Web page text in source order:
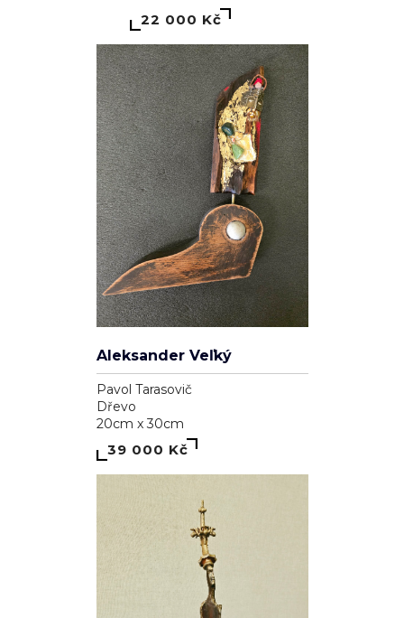
7 000 Kč
Genesis
Dominika Brynzej
Plátno
55cm x 75cm
7 000 Kč